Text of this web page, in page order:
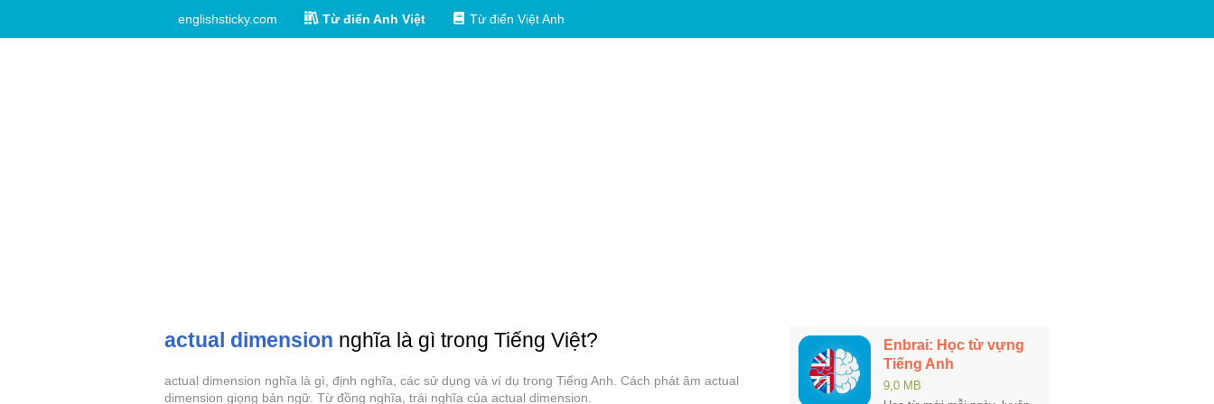
englishsticky.com Từ điển Anh Việt Từ điển Việt Anh
actual dimension nghĩa là gì trong Tiếng Việt?
actual dimension nghĩa là gì, định nghĩa, các sử dụng và ví dụ trong Tiếng Anh. Cách phát âm actual
dimension giọng bản ngữ. Từ đồng nghĩa, trái nghĩa của actual dimension.
Enbrai: Học từ vựng
Tiếng Anh
9,0 MB